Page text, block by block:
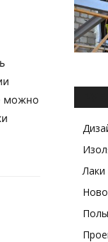
можно
Лаки
Полы